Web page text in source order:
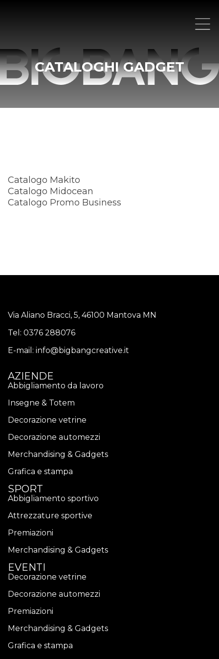
CATALOGHI GADGET
Catalogo Makito
Catalogo Midocean
Catalogo Promo Business
Via Aliano Bracci, 5, 46100 Mantova MN
Tel: 0376 288076
E-mail: info@bigbangcreative.it
AZIENDE
Abbigliamento da lavoro
Insegne & Totem
Decorazione vetrine
Decorazione automezzi
Merchandising & Gadgets
Grafica e stampa
SPORT
Abbigliamento sportivo
Attrezzature sportive
Premiazioni
Merchandising & Gadgets
EVENTI
Decorazione vetrine
Decorazione automezzi
Premiazioni
Merchandising & Gadgets
Grafica e stampa